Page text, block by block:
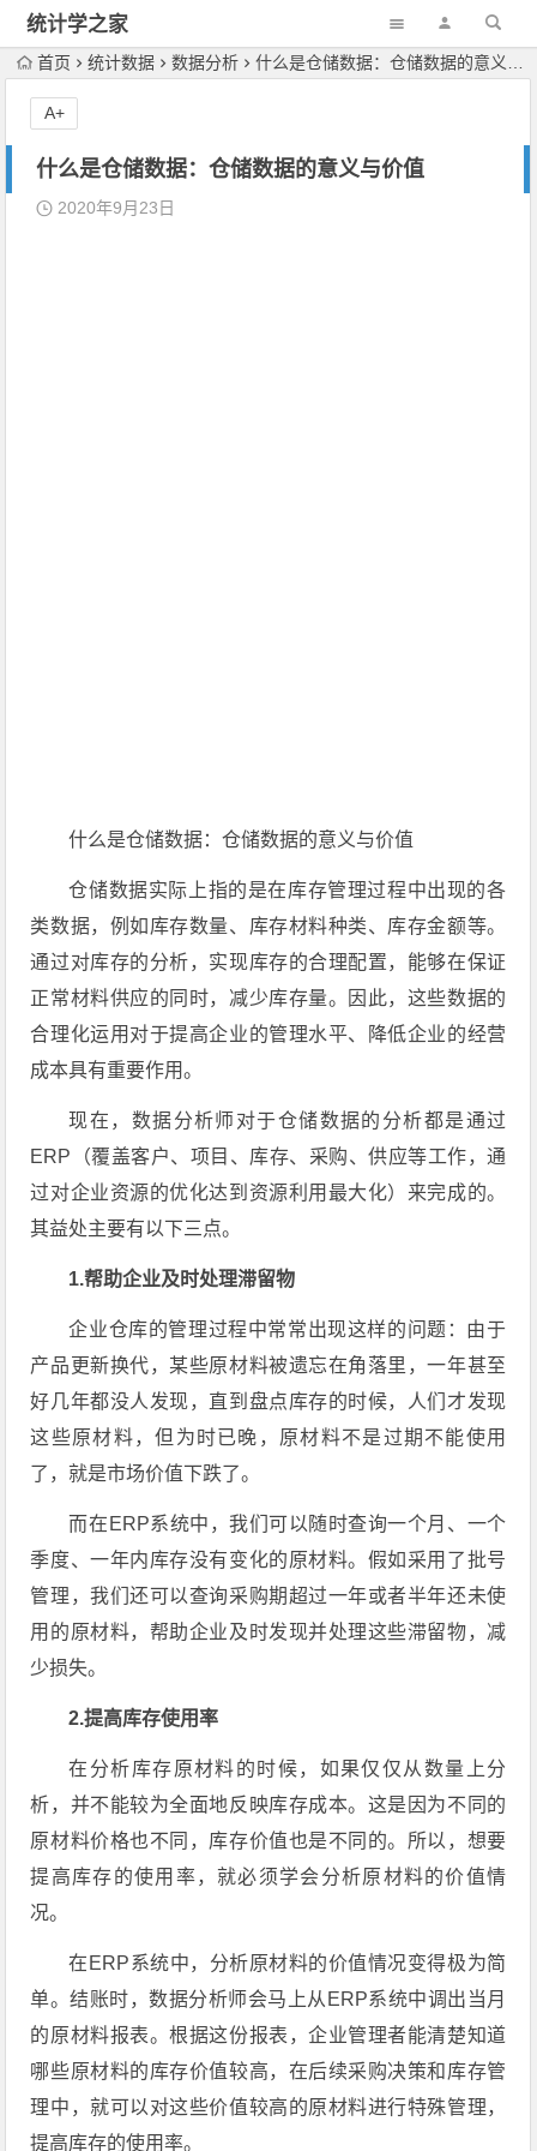
统计学之家
首页 统计数据 数据分析 什么是仓储数据：仓储数据的意义与价值
什么是仓储数据：仓储数据的意义与价值
2020年9月23日
什么是仓储数据：仓储数据的意义与价值
仓储数据实际上指的是在库存管理过程中出现的各
类数据，例如库存数量、库存材料种类、库存金额等。
通过对库存的分析，实现库存的合理配置，能够在保证
正常材料供应的同时，减少库存量。因此，这些数据的
合理化运用对于提高企业的管理水平、降低企业的经营
成本具有重要作用。
现在，数据分析师对于仓储数据的分析都是通过
ERP（覆盖客户、项目、库存、采购、供应等工作，通
过对企业资源的优化达到资源利用最大化）来完成的。
其益处主要有以下三点。
1.帮助企业及时处理滞留物
企业仓库的管理过程中常常出现这样的问题：由于
产品更新换代，某些原材料被遗忘在角落里，一年甚至
好几年都没人发现，直到盘点库存的时候，人们才发现
这些原材料，但为时已晚，原材料不是过期不能使用
了，就是市场价值下跌了。
而在ERP系统中，我们可以随时查询一个月、一个
季度、一年内库存没有变化的原材料。假如采用了批号
管理，我们还可以查询采购期超过一年或者半年还未使
用的原材料，帮助企业及时发现并处理这些滞留物，减
少损失。
2.提高库存使用率
在分析库存原材料的时候，如果仅仅从数量上分
析，并不能较为全面地反映库存成本。这是因为不同的
原材料价格也不同，库存价值也是不同的。所以，想要
提高库存的使用率，就必须学会分析原材料的价值情
况。
在ERP系统中，分析原材料的价值情况变得极为简
单。结账时，数据分析师会马上从ERP系统中调出当月
的原材料报表。根据这份报表，企业管理者能清楚知道
哪些原材料的库存价值较高，在后续采购决策和库存管
理中，就可以对这些价值较高的原材料进行特殊管理，
提高库存的使用率。
A+